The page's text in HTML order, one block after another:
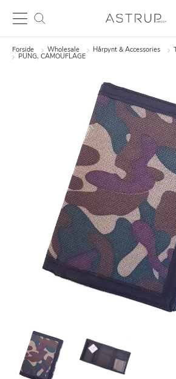
Forside Wholesale Hårpynt & Accessories
PUNG, CAMOUFLAGE